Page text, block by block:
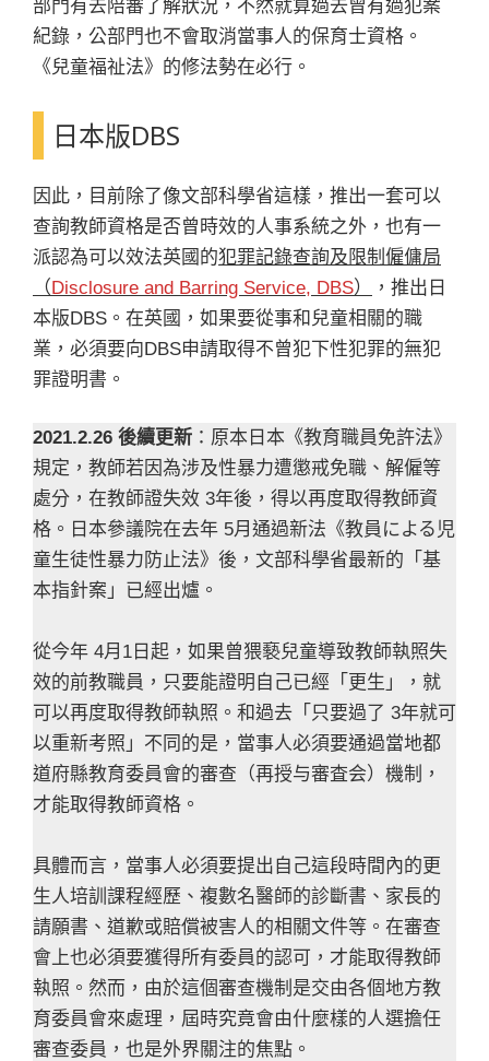
部門有去陪審了解狀況，不然就算過去曾有過犯案
紀錄，公部門也不會取消當事人的保育士資格。
《兒童福祉法》的修法勢在必行。
日本版DBS
因此，目前除了像文部科學省這樣，推出一套可以
查詢教師資格是否曾時效的人事系統之外，也有一
派認為可以效法英國的犯罪記錄查詢及限制僱傭局
（Disclosure and Barring Service, DBS）
，推出日
本版DBS。在英國，如果要從事和兒童相關的職
業，必須要向DBS申請取得不曾犯下性犯罪的無犯
罪證明書。
2021.2.26 後續更新 ：原本日本《教育職員免許法》
規定，教師若因為涉及性暴力遭懲戒免職、解僱等
處分，在教師證失效 3年後，得以再度取得教師資
格。日本參議院在去年 5月通過新法《教員による児
童生徒性暴力防止法》後，文部科學省最新的「基
本指針案」已經出爐。
從今年 4月1日起，如果曾猥褻兒童導致教師執照失
效的前教職員，只要能證明自己已經「更生」，就
可以再度取得教師執照。和過去「只要過了 3年就可
以重新考照」不同的是，當事人必須要通過當地都
道府縣教育委員會的審查（再授与審査会）機制，
才能取得教師資格。
具體而言，當事人必須要提出自己這段時間內的更
生人培訓課程經歷、複數名醫師的診斷書、家長的
請願書、道歉或賠償被害人的相關文件等。在審查
會上也必須要獲得所有委員的認可，才能取得教師
執照。然而，由於這個審查機制是交由各個地方教
育委員會來處理，屆時究竟會由什麼樣的人選擔任
審查委員，也是外界關注的焦點。